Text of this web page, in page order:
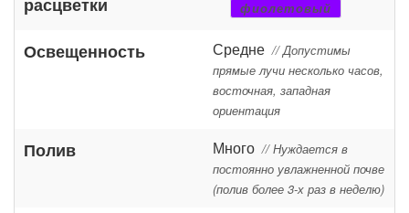
фиолетовый
Освещенность Средне // Допустимы
прямые лучи несколько часов,
восточная, западная
ориентация
Полив Много // Нуждается в
постоянно увлажненной почве
(полив более 3-х раз в неделю)